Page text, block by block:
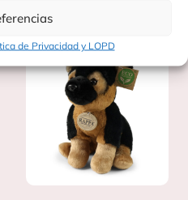
de Privacidad y LOPD